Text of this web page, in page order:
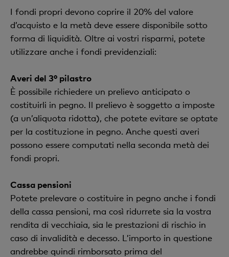
I fondi propri devono coprire il 20% del valore
d’acquisto e la metà deve essere disponibile sotto
forma di liquidità. Oltre ai vostri risparmi, potete
utilizzare anche i fondi previdenziali:
Averi del 3° pilastro
È possibile richiedere un prelievo anticipato o
costituirli in pegno. Il prelievo è soggetto a imposte
(a un’aliquota ridotta), che potete evitare se optate
per la costituzione in pegno. Anche questi averi
possono essere computati nella seconda metà dei
fondi propri.
Cassa pensioni
Potete prelevare o costituire in pegno anche i fondi
della cassa pensioni, ma così ridurrete sia la vostra
rendita di vecchiaia, sia le prestazioni di rischio in
caso di invalidità e decesso. L’importo in questione
andrebbe quindi rimborsato prima del